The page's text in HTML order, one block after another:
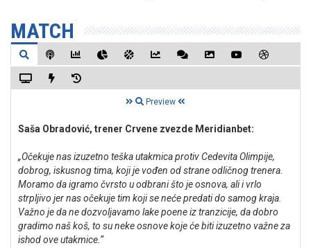
MATCH
Preview
Saša Obradović, trener Crvene zvezde Meridianbet:
„Očekuje nas izuzetno teška utakmica protiv Cedevita Olimpije,
dobrog, iskusnog tima, koji je vođen od strane odličnog trenera.
Moramo da igramo čvrsto u odbrani što je osnova, ali i vrlo
strpljivo jer nas očekuje tim koji se neće predati do samog kraja.
Važno je da ne dozvoljavamo lake poene iz tranzicije, da dobro
gradimo naš koš, to su neke osnove koje će biti izuzetno važne za
ishod ove utakmice.“